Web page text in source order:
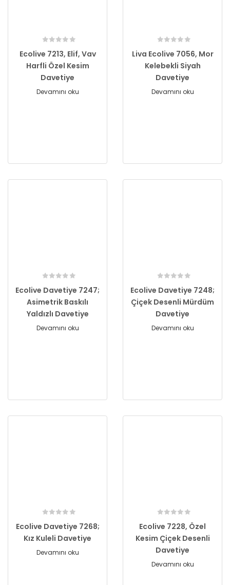
Ecolive 7213, Elif, Vav
Harfli Özel Kesim
Davetiye
Devamını oku
Liva Ecolive 7056, Mor
Kelebekli Siyah
Davetiye
Devamını oku
Ecolive Davetiye 7247;
Asimetrik Baskılı
Yaldızlı Davetiye
Devamını oku
Ecolive Davetiye 7248;
Çiçek Desenli Mürdüm
Davetiye
Devamını oku
Ecolive Davetiye 7268;
Kız Kuleli Davetiye
Devamını oku
Ecolive 7228, Özel
Kesim Çiçek Desenli
Davetiye
Devamını oku